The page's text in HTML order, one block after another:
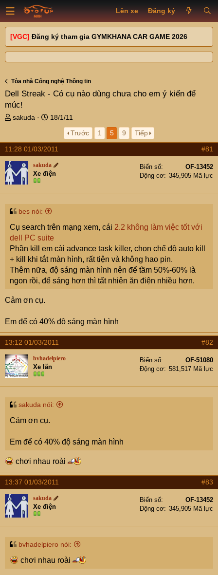
Lên xe Đăng ký
[VGC] Đăng ký tham gia GYMKHANA CAR GAME 2026
Tòa nhà Công nghệ Thông tin
Dell Streak - Có cụ nào dùng chưa cho em ý kiến để
múc!
T
e
a
d
s
t
t
r
sakuda
N
y
g
ử
i
18/1/11
Trước
1 5 9 Tiếp
11:28 01/03/2011 #81
sakuda
Xe điện
Biển số
OF-13452
Động cơ
345,905 Mã lực
bes nói:
Cụ search trên mạng xem, cái 2.2 không làm việc tốt với
dell PC suite
Phần kill em cài advance task killer, chọn chế độ auto kill
+ kill khi tắt màn hình, rất tiện và không hao pin.
Thêm nữa, độ sáng màn hình nên để tầm 50%-60% là
ngon rồi, để sáng hơn thì tất nhiên ăn điện nhiều hơn.
Cảm ơn cụ.
Em để có 40% độ sáng màn hình
13:12 01/03/2011 #82
bvhadelpiero
Xe lăn
Biển số
OF-51080
Động cơ
581,517 Mã lực
sakuda nói:
Cảm ơn cụ.
Em để có 40% độ sáng màn hình
chơi nhau roài
13:37 01/03/2011 #83
sakuda
Xe điện
Biển số
OF-13452
Động cơ
345,905 Mã lực
bvhadelpiero nói:
chơi nhau roài